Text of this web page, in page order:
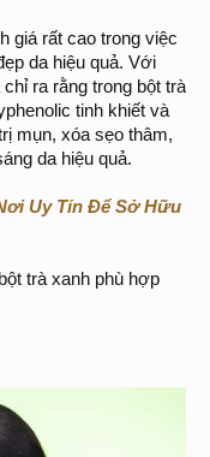
giá rất cao trong việc
da hiệu quả. Với
ra rằng trong bột trà
tinh khiết và
mụn, xóa sẹo thâm,
da hiệu quả.
Uy Tín Để Sở Hữu
trà xanh phù hợp